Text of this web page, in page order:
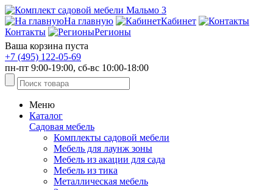
На главную
Кабинет
Контакты
Регионы
Ваша корзина пуста
+7 (495) 122-05-69
пн-пт 9:00-19:00, сб-вс 10:00-18:00
Меню
Каталог
Садовая мебель
Комплекты садовой мебели
Мебель для лаунж зоны
Мебель из акации для сада
Мебель из тика
Металлическая мебель